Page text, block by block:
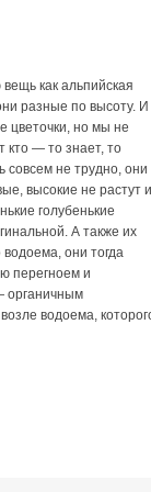
как альпийская
разные по высоту. И
цветочки, но мы не
кто — то знает, то
совсем не трудно, они
высокие не растут
голубенькие
А также их
они тогда
перегноем и
органичным
водоема,